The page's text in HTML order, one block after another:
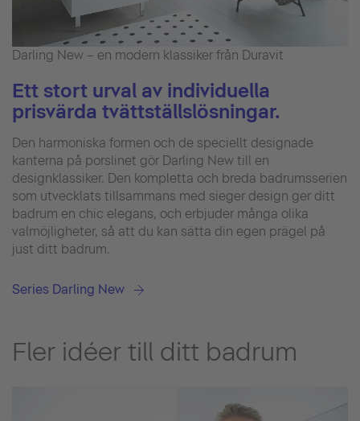
Darling New – en modern klassiker från Duravit
Ett stort urval av individuella
prisvärda tvättställslösningar.
Den harmoniska formen och de speciellt designade
kanterna på porslinet gör Darling New till en
designklassiker. Den kompletta och breda badrumsserien
som utvecklats tillsammans med sieger design ger ditt
badrum en chic elegans, och erbjuder många olika
valmöjligheter, så att du kan sätta din egen prägel på
just ditt badrum.
Series Darling New
Fler idéer till ditt badrum